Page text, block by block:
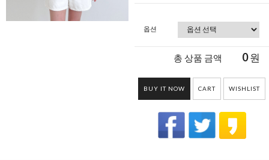
옵션
총 상품 금액 0원
BUY IT NOW CART WISHLIST